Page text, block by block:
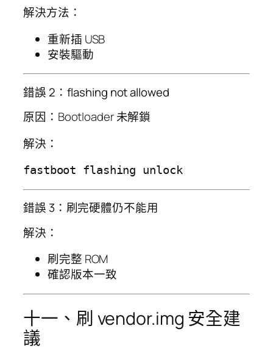
解決方法：
重新插 USB
安裝驅動
錯誤 2：flashing not allowed
原因：Bootloader 未解鎖
解決：
fastboot flashing unlock
錯誤 3：刷完硬體仍不能用
解決：
刷完整 ROM
確認版本一致
十一、刷 vendor.img 安全建
議